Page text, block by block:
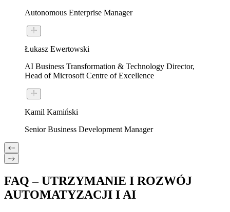
Autonomous Enterprise Manager
Łukasz Ewertowski
AI Business Transformation & Technology Director,
Head of Microsoft Centre of Excellence
Kamil Kamiński
Senior Business Development Manager
FAQ – UTRZYMANIE I ROZWÓJ
AUTOMATYZACJI I AI